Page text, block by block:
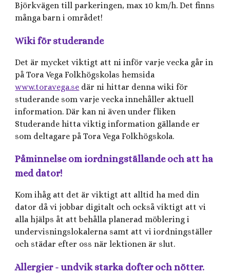
Björkvägen till parkeringen, max 10 km/h. Det finns
många barn i området!
Wiki för studerande
Det är mycket viktigt att ni inför varje vecka går in
på Tora Vega Folkhögskolas hemsida
www.toravega.se där ni hittar denna wiki för
studerande som varje vecka innehåller aktuell
information. Där kan ni även under fliken
Studerande hitta viktig information gällande er
som deltagare på Tora Vega Folkhögskola.
Påminnelse om iordningställande och att ha
med dator!
Kom ihåg att det är viktigt att alltid ha med din
dator då vi jobbar digitalt och också viktigt att vi
alla hjälps åt att behålla planerad möblering i
undervisningslokalerna samt att vi iordningställer
och städar efter oss när lektionen är slut.
Allergier - undvik starka dofter och nötter.